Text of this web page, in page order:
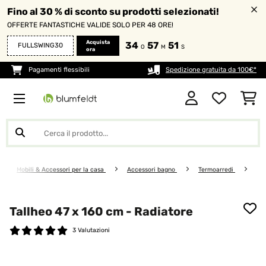
Fino al 30 % di sconto su prodotti selezionati!
OFFERTE FANTASTICHE VALIDE SOLO PER 48 ORE!
FULLSWING30
Acquista
ora
34 O 57 M 50 S
Pagamenti flessibili Spedizione gratuita da 100€*
Mobili & Accessori per la casa Accessori bagno Termoarredi
Tallheo 47 x 160 cm - Radiatore
3 Valutazioni